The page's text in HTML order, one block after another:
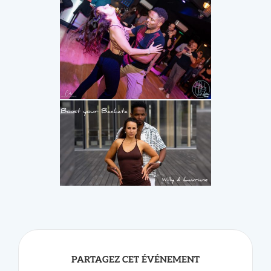
PARTAGEZ CET ÉVÉNEMENT